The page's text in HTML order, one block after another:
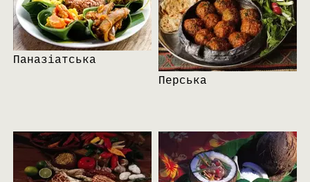
Паназіатська
Перська